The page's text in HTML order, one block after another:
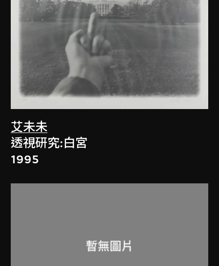
艾未未
透視研究:白宮
1995